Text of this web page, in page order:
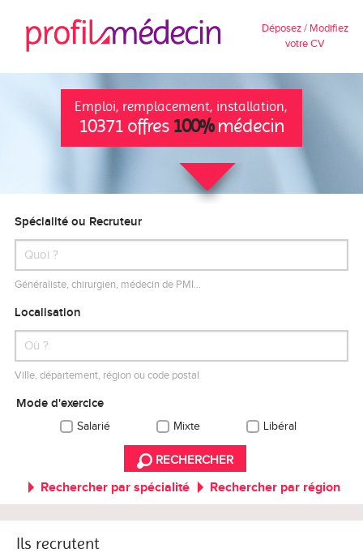
Déposez / Modifiez
votre CV
Emploi, remplacement, installation,
10371 offres 100%médecin
Spécialité ou Recruteur
Généraliste, chirurgien, médecin de PMI…
Localisation
Ville, département, région ou code postal
Mode d'exercice
Salarié Mixte Libéral
RECHERCHER
Rechercher par spécialité Rechercher par région
Ils recrutent